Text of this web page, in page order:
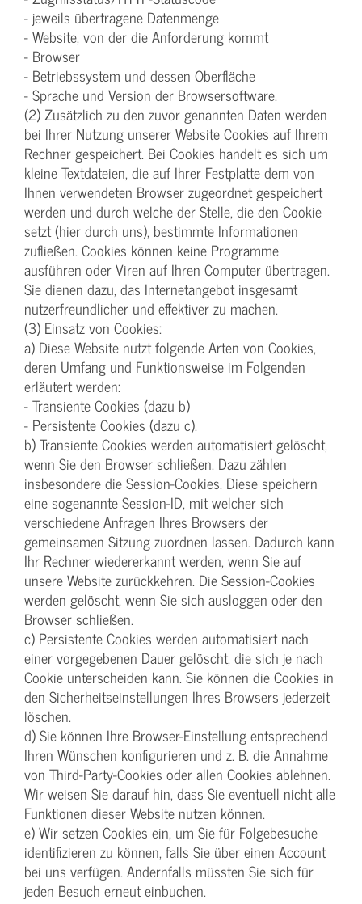
- jeweils übertragene Datenmenge
- Website, von der die Anforderung kommt
- Browser
- Betriebssystem und dessen Oberfläche
- Sprache und Version der Browsersoftware.
(2) Zusätzlich zu den zuvor genannten Daten werden
bei Ihrer Nutzung unserer Website Cookies auf Ihrem
Rechner gespeichert. Bei Cookies handelt es sich um
kleine Textdateien, die auf Ihrer Festplatte dem von
Ihnen verwendeten Browser zugeordnet gespeichert
werden und durch welche der Stelle, die den Cookie
setzt (hier durch uns), bestimmte Informationen
zufließen. Cookies können keine Programme
ausführen oder Viren auf Ihren Computer übertragen.
Sie dienen dazu, das Internetangebot insgesamt
nutzerfreundlicher und effektiver zu machen.
(3) Einsatz von Cookies:
a) Diese Website nutzt folgende Arten von Cookies,
deren Umfang und Funktionsweise im Folgenden
erläutert werden:
- Transiente Cookies (dazu b)
- Persistente Cookies (dazu c).
b) Transiente Cookies werden automatisiert gelöscht,
wenn Sie den Browser schließen. Dazu zählen
insbesondere die Session-Cookies. Diese speichern
eine sogenannte Session-ID, mit welcher sich
verschiedene Anfragen Ihres Browsers der
gemeinsamen Sitzung zuordnen lassen. Dadurch kann
Ihr Rechner wiedererkannt werden, wenn Sie auf
unsere Website zurückkehren. Die Session-Cookies
werden gelöscht, wenn Sie sich ausloggen oder den
Browser schließen.
c) Persistente Cookies werden automatisiert nach
einer vorgegebenen Dauer gelöscht, die sich je nach
Cookie unterscheiden kann. Sie können die Cookies in
den Sicherheitseinstellungen Ihres Browsers jederzeit
löschen.
d) Sie können Ihre Browser-Einstellung entsprechend
Ihren Wünschen konfigurieren und z. B. die Annahme
von Third-Party-Cookies oder allen Cookies ablehnen.
Wir weisen Sie darauf hin, dass Sie eventuell nicht alle
Funktionen dieser Website nutzen können.
e) Wir setzen Cookies ein, um Sie für Folgebesuche
identifizieren zu können, falls Sie über einen Account
bei uns verfügen. Andernfalls müssten Sie sich für
jeden Besuch erneut einbuchen.